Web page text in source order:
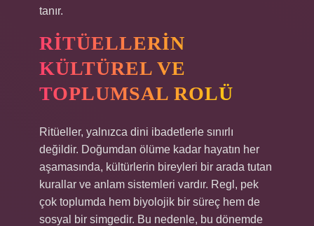
tanır.
RITÜELLERIN
KÜLTÜREL VE
TOPLUMSAL ROLÜ
Ritüeller, yalnızca dini ibadetlerle sınırlı
değildir. Doğumdan ölüme kadar hayatın her
aşamasında, kültürlerin bireyleri bir arada tutan
kurallar ve anlam sistemleri vardır. Regl, pek
çok toplumda hem biyolojik bir süreç hem de
sosyal bir simgedir. Bu nedenle, bu dönemde